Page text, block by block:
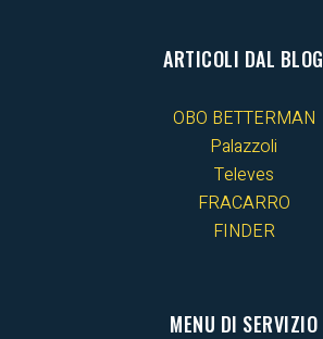
ARTICOLI DAL BLOG
OBO BETTERMAN
Palazzoli
Televes
FRACARRO
FINDER
MENU DI SERVIZIO